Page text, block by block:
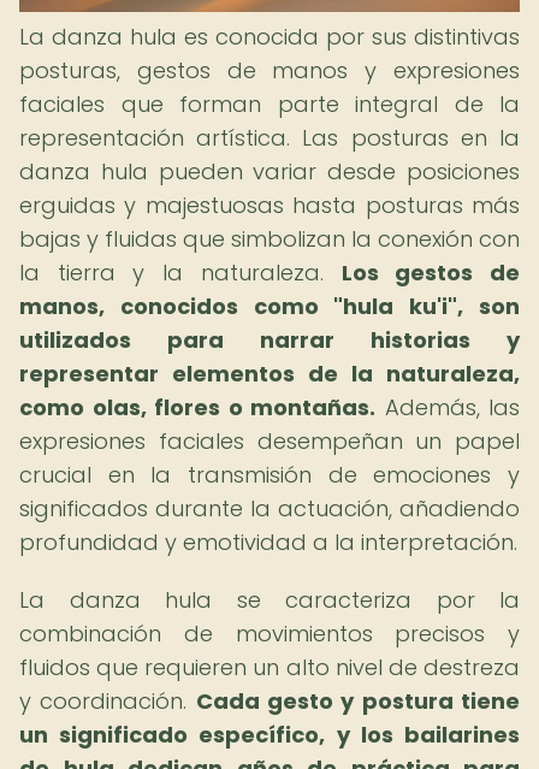
La danza hula es conocida por sus distintivas
posturas, gestos de manos y expresiones
faciales que forman parte integral de la
representación artística. Las posturas en la
danza hula pueden variar desde posiciones
erguidas y majestuosas hasta posturas más
bajas y fluidas que simbolizan la conexión con
la tierra y la naturaleza. Los gestos de
manos, conocidos como "hula ku'i", son
utilizados para narrar historias y
representar elementos de la naturaleza,
como olas, flores o montañas. Además, las
expresiones faciales desempeñan un papel
crucial en la transmisión de emociones y
significados durante la actuación, añadiendo
profundidad y emotividad a la interpretación.
La danza hula se caracteriza por la
combinación de movimientos precisos y
fluidos que requieren un alto nivel de destreza
y coordinación. Cada gesto y postura tiene
un significado específico, y los bailarines